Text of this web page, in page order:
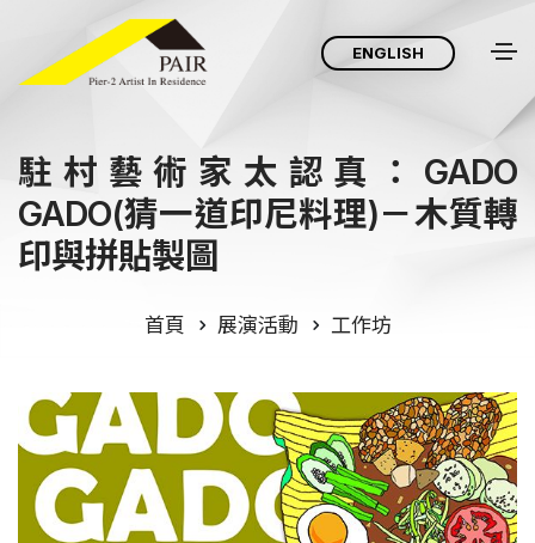
ENGLISH
駐村藝術家太認真：GADO
GADO(猜一道印尼料理)－木質轉
印與拼貼製圖
首頁 展演活動 工作坊